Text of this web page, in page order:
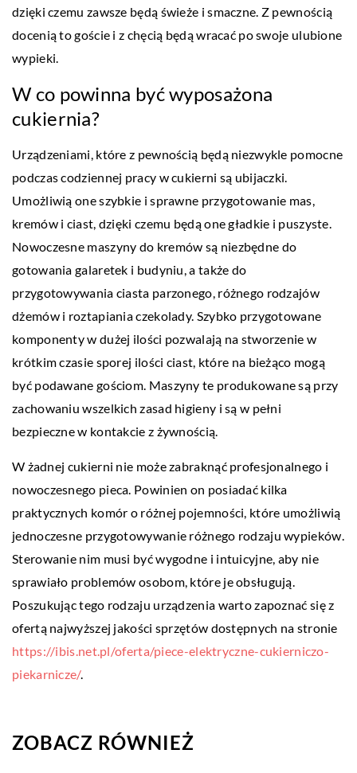
dzięki czemu zawsze będą świeże i smaczne. Z pewnością
docenią to goście i z chęcią będą wracać po swoje ulubione
wypieki.
W co powinna być wyposażona
cukiernia?
Urządzeniami, które z pewnością będą niezwykle pomocne
podczas codziennej pracy w cukierni są ubijaczki.
Umożliwią one szybkie i sprawne przygotowanie mas,
kremów i ciast, dzięki czemu będą one gładkie i puszyste.
Nowoczesne maszyny do kremów są niezbędne do
gotowania galaretek i budyniu, a także do
przygotowywania ciasta parzonego, różnego rodzajów
dżemów i roztapiania czekolady. Szybko przygotowane
komponenty w dużej ilości pozwalają na stworzenie w
krótkim czasie sporej ilości ciast, które na bieżąco mogą
być podawane gościom. Maszyny te produkowane są przy
zachowaniu wszelkich zasad higieny i są w pełni
bezpieczne w kontakcie z żywnością.
W żadnej cukierni nie może zabraknąć profesjonalnego i
nowoczesnego pieca. Powinien on posiadać kilka
praktycznych komór o różnej pojemności, które umożliwią
jednoczesne przygotowywanie różnego rodzaju wypieków.
Sterowanie nim musi być wygodne i intuicyjne, aby nie
sprawiało problemów osobom, które je obsługują.
Poszukując tego rodzaju urządzenia warto zapoznać się z
ofertą najwyższej jakości sprzętów dostępnych na stronie
https://ibis.net.pl/oferta/piece-elektryczne-cukierniczo-
piekarnicze/.
ZOBACZ RÓWNIEŻ